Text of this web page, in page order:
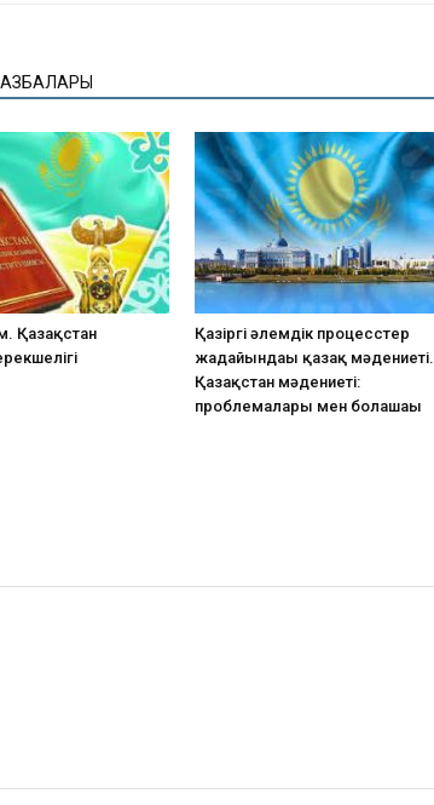
Қазақстан
Қазіргі әлемдік процесcтер
жағдайындағы қазақ мәдениеті.
Қазақстан мәдениеті:
проблемалары мен болашағы